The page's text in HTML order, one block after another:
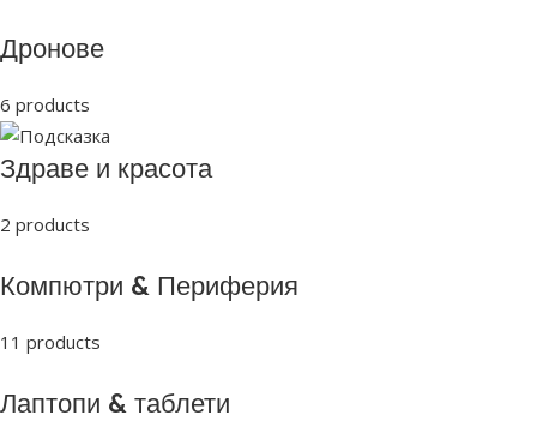
Дронове
6 products
Здраве и красота
2 products
Компютри & Периферия
11 products
Лаптопи & таблети